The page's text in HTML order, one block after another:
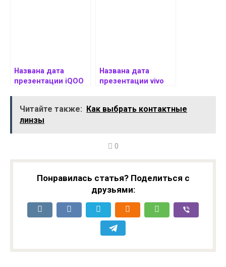
Названа дата
презентации iQOO
Названа дата
презентации vivo
Читайте также: Как выбрать контактные
линзы
0
Понравилась статья? Поделиться с
друзьями: